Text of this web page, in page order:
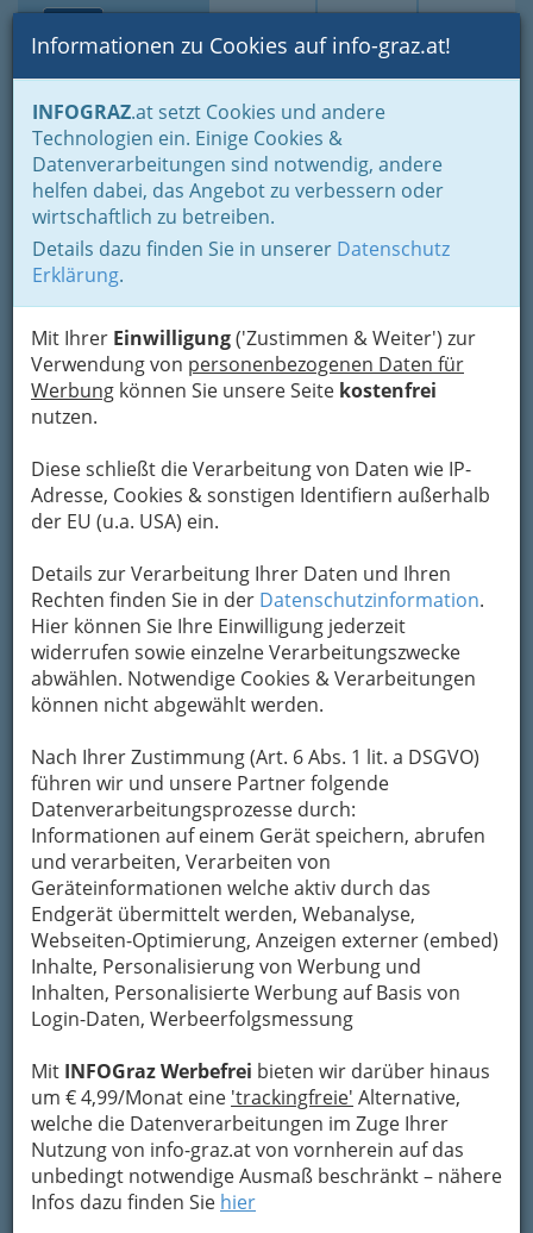
Suche Login Toggle
Informationen zu Cookies auf info-graz.at!
INFOGRAZ.at setzt Cookies und andere
Technologien ein. Einige Cookies &
Datenverarbeitungen sind notwendig, andere
helfen dabei, das Angebot zu verbessern oder
wirtschaftlich zu betreiben.
Details dazu finden Sie in unserer Datenschutz
Erklärung.
Mit Ihrer Einwilligung('Zustimmen & Weiter') zur
Verwendung von personenbezogenen Daten für
Werbung können Sie unsere Seite kostenfrei
nutzen.
Diese schließt die Verarbeitung von Daten wie IP-
Adresse, Cookies & sonstigen Identifiern außerhalb
der EU (u.a. USA) ein.
Details zur Verarbeitung Ihrer Daten und Ihren
Rechten finden Sie in der Datenschutzinformation.
Hier können Sie Ihre Einwilligung jederzeit
widerrufen sowie einzelne Verarbeitungszwecke
abwählen. Notwendige Cookies & Verarbeitungen
können nicht abgewählt werden.
Nach Ihrer Zustimmung (Art. 6 Abs. 1 lit. a DSGVO)
führen wir und unsere Partner folgende
Datenverarbeitungsprozesse durch:
Informationen auf einem Gerät speichern, abrufen
und verarbeiten, Verarbeiten von
Geräteinformationen welche aktiv durch das
Endgerät übermittelt werden, Webanalyse,
Webseiten-Optimierung, Anzeigen externer (embed)
Inhalte, Personalisierung von Werbung und
Inhalten, Personalisierte Werbung auf Basis von
Login-Daten, Werbeerfolgsmessung
Mit INFOGraz Werbefrei bieten wir darüber hinaus
um € 4,99/Monat eine 'trackingfreie' Alternative,
welche die Datenverarbeitungen im Zuge Ihrer
Nutzung von info-graz.at von vornherein auf das
unbedingt notwendige Ausmaß beschränkt – nähere
Infos dazu finden Sie hier
Home Branchen
Gastronomie - regional und international
Buschenschenken - Buschenschänken
Buschenschänke Weststeiermark
Weinbau Salzger
Pörbach 16, 8551 Wernersdorf
+43 3466 43 692
+43 664 963 3484
Karte
Adresse mit Google Maps anschauen
Kontaktaufnahme
Um die Info-Graz Firmenvor Spam-Mails zu
bewahren, verwenden wir an dieser Stelle zur
Übermittlung Ihrer Nachricht ein sicheres
Formular. Ihre Nachricht wird nach dem
Absenden umgehend per Mail an das
Unternehmen Weinbau Salzger weitergeleitet.
Mein Name
Meine Email Adresse
Mein Betreff